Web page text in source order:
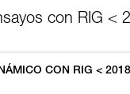
con RIG <
CON RIG < 2018